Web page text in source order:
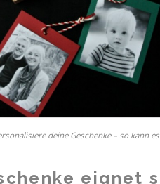
deine Geschenke – so kann
eignet